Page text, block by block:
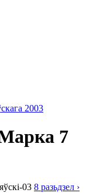
2003
7
03 8 разьдзел ›